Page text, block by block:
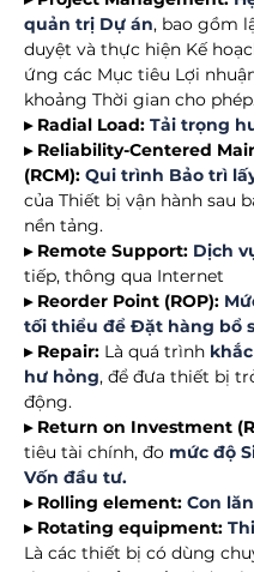
quản trị Dự án, bao gồm
duyệt và thực hiện Kế
ứng các Mục tiêu Lợi
khoảng Thời gian cho
▸ Radial Load: Tải trọng
▸ Reliability-Centered
(RCM): Qui trình Bảo trì
của Thiết bị vận hành sau
nền tảng.
▸ Remote Support: Dịch
tiếp, thông qua Internet
▸ Reorder Point (ROP):
tối thiểu để Đặt hàng bổ
▸ Repair: Là quá trình
hư hỏng, để đưa thiết bị
động.
▸ Return on Investment
tiêu tài chính, đo mức độ
Vốn đầu tư.
▸ Rolling element: Con lăn
▸ Rotating equipment:
Là các thiết bị có dùng